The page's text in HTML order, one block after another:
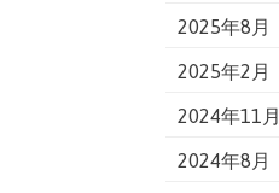
2025年8月
2025年2月
2024年11月
2024年8月